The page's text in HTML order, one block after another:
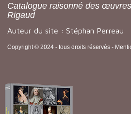
Catalogue raisonné des
Rigaud
Auteur du site : Stéphan Perreau
Copyright © 2024 - tous droits réservés -